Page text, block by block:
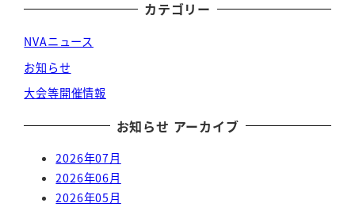
カテゴリー
NVAニュース
お知らせ
大会等開催情報
お知らせ アーカイブ
2026年07月
2026年06月
2026年05月